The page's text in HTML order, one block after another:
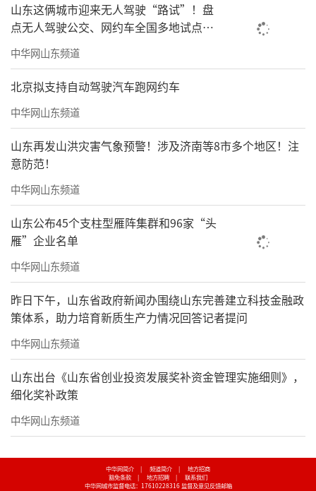
山东这俩城市迎来无人驾驶“路试”！盘
点无人驾驶公交、网约车全国多地试点之
路
中华网山东频道
北京拟支持自动驾驶汽车跑网约车
中华网山东频道
山东再发山洪灾害气象预警！涉及济南等8市多个地区！注
意防范！
中华网山东频道
山东公布45个支柱型雁阵集群和96家“头
雁”企业名单
中华网山东频道
昨日下午，山东省政府新闻办围绕山东完善建立科技金融政
策体系，助力培育新质生产力情况回答记者提问
中华网山东频道
山东出台《山东省创业投资发展奖补资金管理实施细则》，
细化奖补政策
中华网山东频道
中华网简介 | 频道简介 |
地方招商
豁免条款
| 地方招聘 |
联系我们
中华网城市监督电话：17610228316 监督及意见反馈邮箱